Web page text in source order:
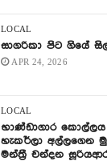
LOCAL
සාගරිකා පිට ගියේ
APR 24, 2026
LOCAL
භාණ්ඩාගාර
හැකර්ලා අල්ලගෙන
මන්ත්‍රී චන්දන